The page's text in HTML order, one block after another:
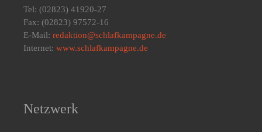
Tel: (02823) 41920-27
Fax: (02823) 97572-16
E-Mail: redaktion@schlafkampagne.de
Internet: www.schlafkampagne.de
Netzwerk